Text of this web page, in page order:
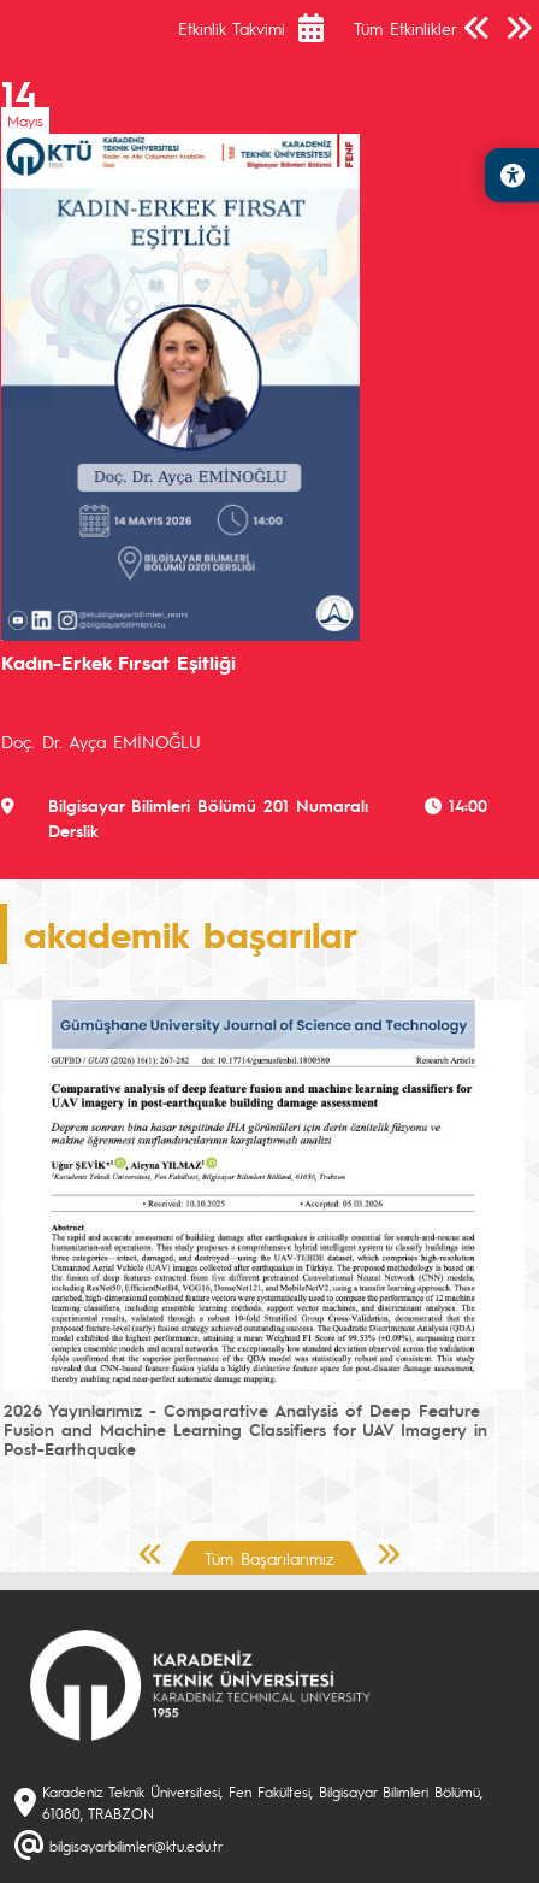
Etkinlik Takvimi Tüm Etkinlikler
Önceki
14
Mayıs
Kadın-Erkek Fırsat Eşitliği
Doç. Dr. Ayça EMİNOĞLU
Bilgisayar Bilimleri Bölümü 201 Numaralı
Derslik
14:00
akademik başarılar
2026 Yayınlarımız - Comparative Analysis of Deep Feature
Fusion and Machine Learning Classifiers for UAV Imagery in
Post-Earthquake
Önceki SayfaTüm Başarılarımız Sonraki Sayfa
Karadeniz Teknik Üniversitesi, Fen Fakültesi, Bilgisayar Bilimleri Bölümü,
61080, TRABZON
bilgisayarbilimleri@ktu.edu.tr